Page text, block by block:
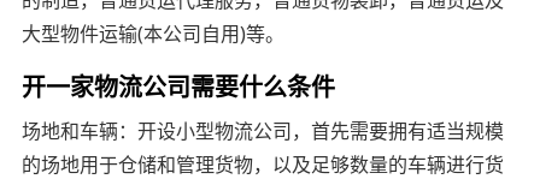
大型物件运输(本公司自用)等。
开一家物流公司需要什么条件
场地和车辆：开设小型物流公司，首先需要拥有适当规模
的场地用于仓储和管理货物，以及足够数量的车辆进行货